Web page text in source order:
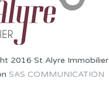
2016 St Alyre Immobilier
SAS COMMUNICATION